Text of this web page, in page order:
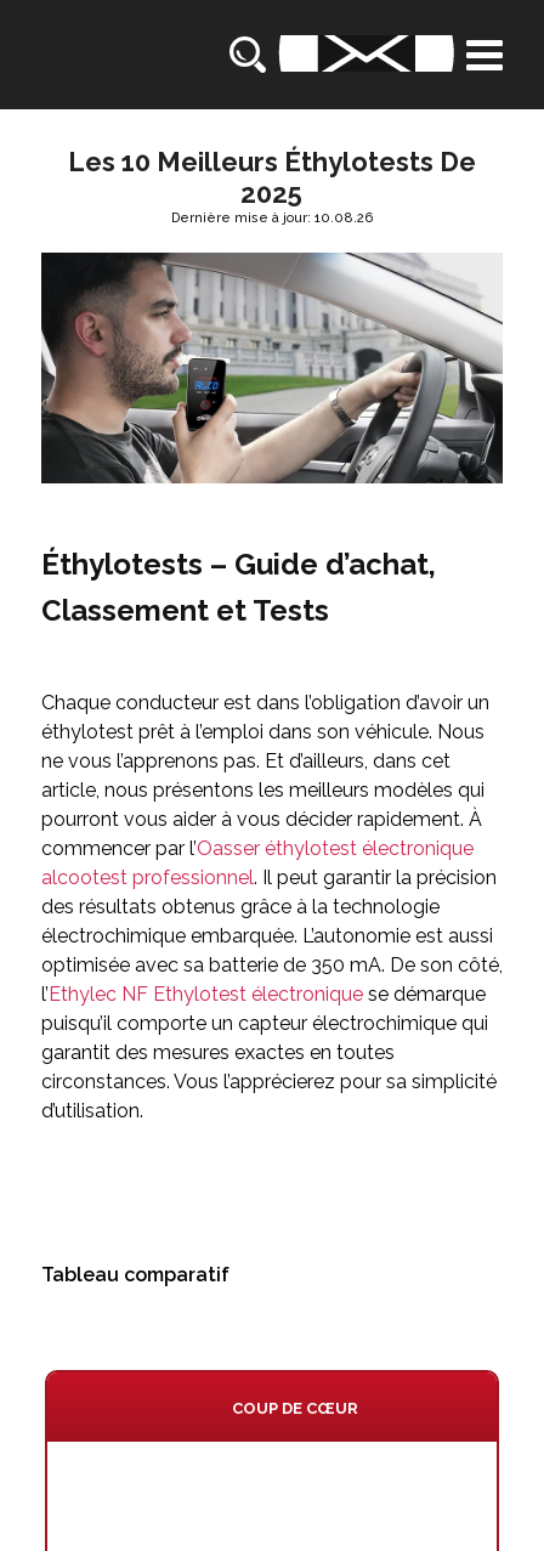
Les 10 Meilleurs Éthylotests De
2025
Dernière mise à jour: 10.08.26
Éthylotests – Guide d’achat,
Classement et Tests
Chaque conducteur est dans l’obligation d’avoir un
éthylotest prêt à l’emploi dans son véhicule. Nous
ne vous l’apprenons pas. Et d’ailleurs, dans cet
article, nous présentons les meilleurs modèles qui
pourront vous aider à vous décider rapidement. À
commencer par l’Oasser éthylotest électronique
alcootest professionnel. Il peut garantir la précision
des résultats obtenus grâce à la technologie
électrochimique embarquée. L’autonomie est aussi
optimisée avec sa batterie de 350 mA. De son côté,
l’ Ethylec NF Ethylotest électroniquese démarque
puisqu’il comporte un capteur électrochimique qui
garantit des mesures exactes en toutes
circonstances. Vous l’apprécierez pour sa simplicité
d’utilisation.
Tableau comparatif
COUP DE CŒUR